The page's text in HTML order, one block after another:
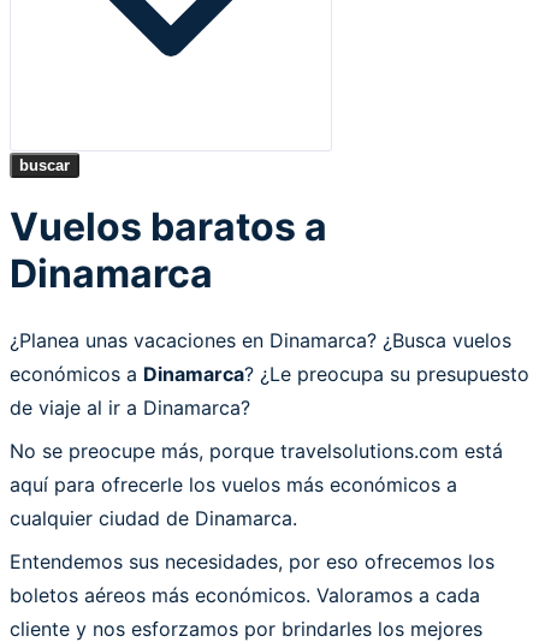
buscar
Vuelos baratos a
Dinamarca
¿Planea unas vacaciones en Dinamarca? ¿Busca vuelos
económicos a Dinamarca? ¿Le preocupa su presupuesto
de viaje al ir a Dinamarca?
No se preocupe más, porque travelsolutions.com está
aquí para ofrecerle los vuelos más económicos a
cualquier ciudad de Dinamarca.
Entendemos sus necesidades, por eso ofrecemos los
boletos aéreos más económicos. Valoramos a cada
cliente y nos esforzamos por brindarles los mejores